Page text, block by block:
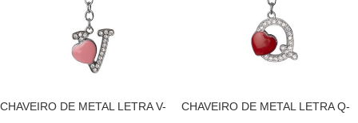
CHAVEIRO DE METAL LETRA V-
CHAVEIRO DE METAL LETRA Q-